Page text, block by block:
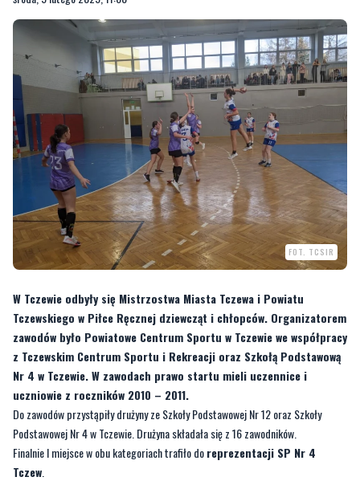
FOT. TCSIR
W Tczewie odbyły się Mistrzostwa Miasta Tczewa i Powiatu
Tczewskiego w Piłce Ręcznej dziewcząt i chłopców. Organizatorem
zawodów było Powiatowe Centrum Sportu w Tczewie we współpracy
z Tczewskim Centrum Sportu i Rekreacji oraz Szkołą Podstawową
Nr 4 w Tczewie. W zawodach prawo startu mieli uczennice i
uczniowie z roczników 2010 – 2011.
Do zawodów przystąpiły drużyny ze Szkoły Podstawowej Nr 12 oraz Szkoły
Podstawowej Nr 4 w Tczewie. Drużyna składała się z 16 zawodników.
Finalnie I miejsce w obu kategoriach trafiło doreprezentacji SP Nr 4
Tczew